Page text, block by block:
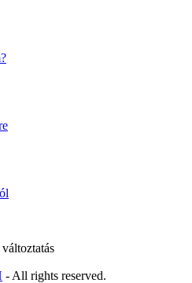
- All rights reserved.